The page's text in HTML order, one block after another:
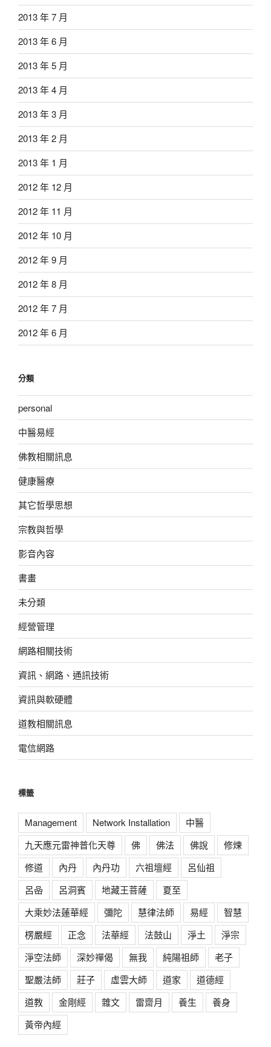
2013 年 7 月
2013 年 6 月
2013 年 5 月
2013 年 4 月
2013 年 3 月
2013 年 2 月
2013 年 1 月
2012 年 12 月
2012 年 11 月
2012 年 10 月
2012 年 9 月
2012 年 8 月
2012 年 7 月
2012 年 6 月
分類
personal
中醫易經
佛教相關訊息
健康醫療
其它哲學思想
宗教與哲學
影音內容
書畫
未分類
經營管理
網路相關技術
資訊、網路、通訊技術
資訊與軟硬體
道教相關訊息
電信網路
標籤
Management Network Installation
中醫
九天應元雷神普化天尊
佛 佛法 佛說
修煉
修道
內丹 內丹功 六祖壇經
呂仙祖
呂喦
呂洞賓 地藏王菩薩
夏至
大乘妙法蓮華經
彌陀 慧律法師 易經
智慧
楞嚴經
正念 法華經 法鼓山 淨土
淨宗
淨空法師
深妙禪偈 無我 純陽祖師
老子
聖嚴法師
莊子 虛雲大師 道家
道德經
道教
金剛經 雜文 雷齋月 養生
養身
黃帝內經